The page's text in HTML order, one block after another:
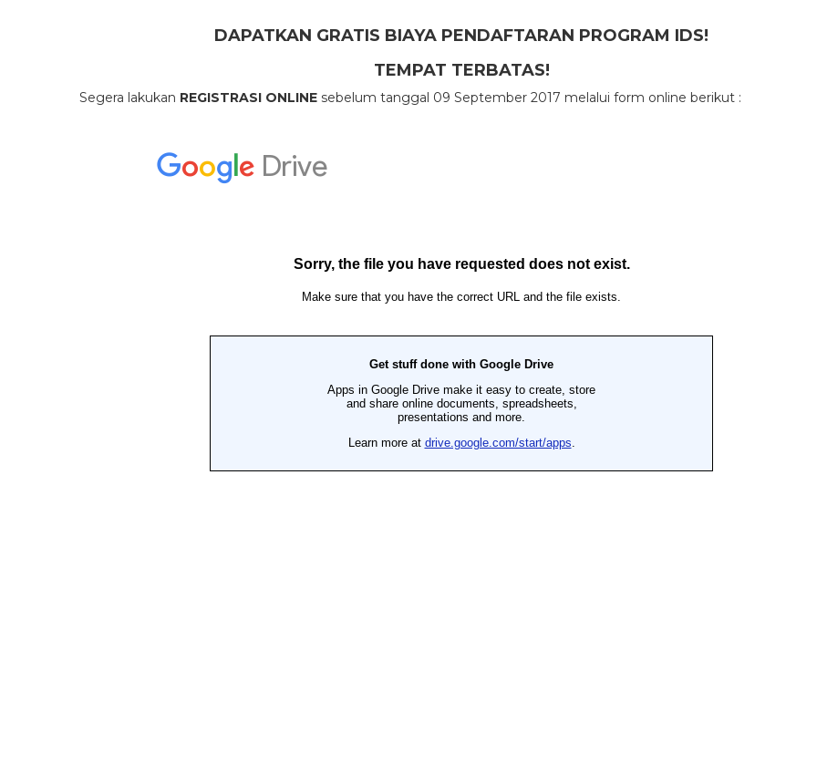
DAPATKAN GRATIS BIAYA PENDAFTARAN PROGRAM IDS!
TEMPAT TERBATAS!
Segera lakukan REGISTRASI ONLINE sebelum tanggal 09 September 2017 melalui form online berikut :